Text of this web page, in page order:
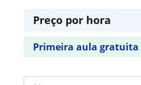
Preço por hora
Primeira aula gratuita